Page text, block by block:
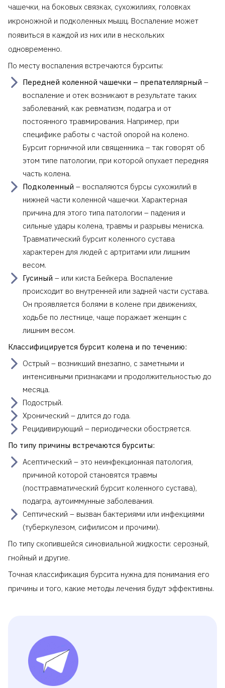
чашечки, на боковых связках, сухожилиях, головках
икроножной и подколенных мышц. Воспаление может
появиться в каждой из них или в нескольких
одновременно.
По месту воспаления встречаются бурситы:
Передней коленной чашечки – препателлярный –
воспаление и отек возникают в результате таких
заболеваний, как ревматизм, подагра и от
постоянного травмирования. Например, при
специфике работы с частой опорой на колено.
Бурсит горничной или священника – так говорят об
этом типе патологии, при которой опухает передняя
часть колена.
Подколенный – воспаляются бурсы сухожилий в
нижней части коленной чашечки. Характерная
причина для этого типа патологии – падения и
сильные удары колена, травмы и разрывы мениска.
Травматический бурсит коленного сустава
характерен для людей с артритами или лишним
весом.
Гусиный – или киста Бейкера. Воспаление
происходит во внутренней или задней части сустава.
Он проявляется болями в колене при движениях,
ходьбе по лестнице, чаще поражает женщин с
лишним весом.
Классифицируется бурсит колена и по течению:
Острый – возникший внезапно, с заметными и
интенсивными признаками и продолжительностью до
месяца.
Подострый.
Хронический – длится до года.
Рецидивирующий – периодически обостряется.
По типу причины встречаются бурситы:
Асептический – это неинфекционная патология,
причиной которой становятся травмы
(посттравматический бурсит коленного сустава),
подагра, аутоиммунные заболевания.
Септический – вызван бактериями или инфекциями
(туберкулезом, сифилисом и прочими).
По типу скопившейся синовиальной жидкости: серозный,
гнойный и другие.
Точная классификация бурсита нужна для понимания его
причины и того, какие методы лечения будут эффективны.